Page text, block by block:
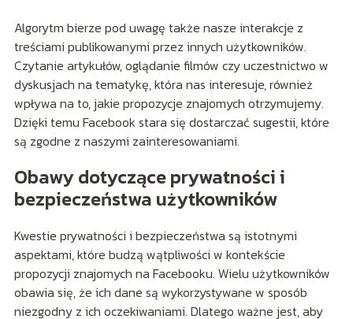
Algorytm bierze pod uwagę także nasze interakcje z
treściami publikowanymi przez innych użytkowników.
Czytanie artykułów, oglądanie filmów czy uczestnictwo w
dyskusjach na tematykę, która nas interesuje, również
wpływa na to, jakie propozycje znajomych otrzymujemy.
Dzięki temu Facebook stara się dostarczać sugestii, które
są zgodne z naszymi zainteresowaniami.
Obawy dotyczące prywatności i
bezpieczeństwa użytkowników
Kwestie prywatności i bezpieczeństwa są istotnymi
aspektami, które budzą wątpliwości w kontekście
propozycji znajomych na Facebooku. Wielu użytkowników
obawia się, że ich dane są wykorzystywane w sposób
niezgodny z ich oczekiwaniami. Dlatego ważne jest, aby